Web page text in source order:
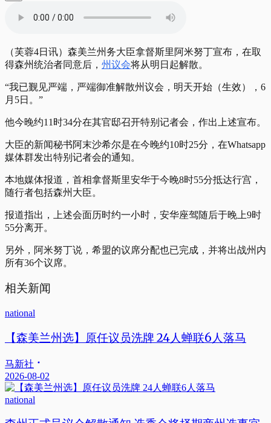
（芙蓉4日讯）森美兰州务大臣拿督斯里阿米努丁宣布，在取
得森州统治者同意后， 州议会将从明日起解散。
“我已觐见严端，严端御准解散州议会，明天开始（生效），6
月5日。”
他今晚约11时34分在其官邸召开特别记者会，作出上述宣布。
大臣的新闻秘书阿末沙希尔是在今晚约10时25分，在Whatsapp
媒体群发出特别记者会的通知。
本地媒体报道，首相拿督斯里安华于今晚8时55分抵达行宫，
随行者包括森州大臣。
报道指出，上述会面历时约一小时，安华座驾随后于晚上9时
55分离开。
另外，阿米努丁说，希盟的议席分配也已完成，并将出战州内
所有36个议席。
相关新闻
national
【森美兰州选】原任议员洗牌 24人蝉联6人落马
马新社
2026-08-02
national